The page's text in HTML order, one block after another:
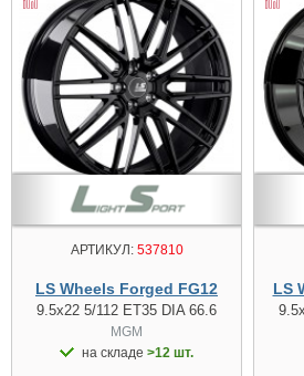
АРТИКУЛ:537810
LS Wheels Forged FG12
9.5x22 5/112 ET35 DIA 66.6
MGM
на складе >12 шт.
LS